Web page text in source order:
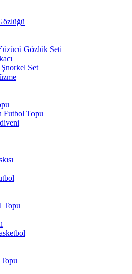
Gözlük Seti
Set
Futbol Topu
Topu